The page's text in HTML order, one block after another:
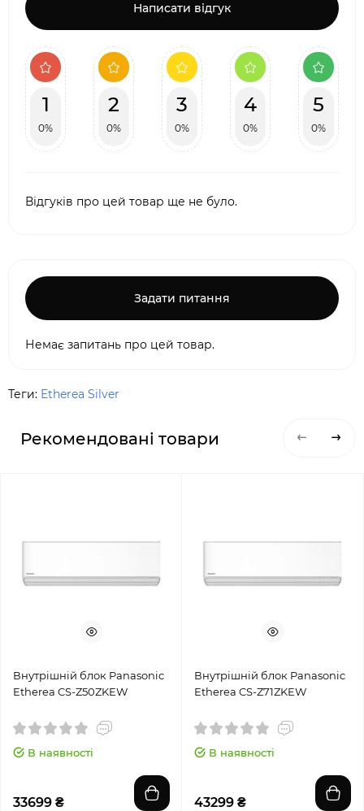
Написати відгук
1
0%
2
0%
3
0%
4
0%
5
0%
Відгуків про цей товар ще не було.
Задати питання
Немає запитань про цей товар.
Теги: Etherea Silver
Рекомендовані товари
Внутрішній блок Panasonic
Etherea CS-Z50ZKEW
В наявності
33699 ₴
Внутрішній блок Panasonic
Etherea CS-Z71ZKEW
В наявності
43299 ₴